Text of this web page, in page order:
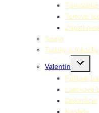
Tortové
Swing
Trúbky a fúkačky
Valentín
Toggle
child
menu
Fóliové
Latexové
Dekorácie
Konfety